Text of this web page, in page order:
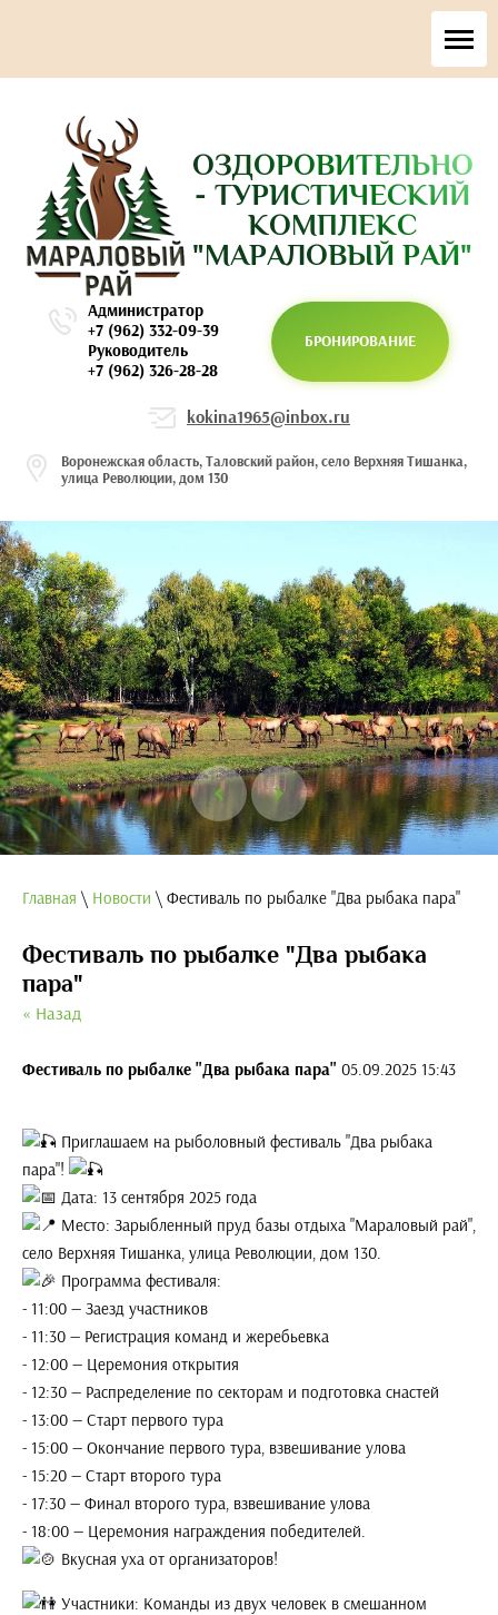
ОЗДОРОВИТЕЛЬНО
- ТУРИСТИЧЕСКИЙ
КОМПЛЕКС
"МАРАЛОВЫЙ РАЙ"
Администратор
+7 (962) 332-09-39
Руководитель
+7 (962) 326-28-28
БРОНИРОВАНИЕ
kokina1965@inbox.ru
Воронежская область, Таловский район, село Верхняя Тишанка,
улица Революции, дом 130
Главная \ Новости \ Фестиваль по рыбалке "Два рыбака пара"
Фестиваль по рыбалке "Два рыбака
пара"
« Назад
Фестиваль по рыбалке "Два рыбака пара" 05.09.2025 15:43
Приглашаем на рыболовный фестиваль "Два рыбака
пара"!
Дата: 13 сентября 2025 года
Место: Зарыбленный пруд базы отдыха "Мараловый рай",
село Верхняя Тишанка, улица Революции, дом 130.
Программа фестиваля:
- 11:00 — Заезд участников
- 11:30 — Регистрация команд и жеребьевка
- 12:00 — Церемония открытия
- 12:30 — Распределение по секторам и подготовка снастей
- 13:00 — Старт первого тура
- 15:00 — Окончание первого тура, взвешивание улова
- 15:20 — Старт второго тура
- 17:30 — Финал второго тура, взвешивание улова
- 18:00 — Церемония награждения победителей.
Вкусная уха от организаторов!
Участники: Команды из двух человек в смешанном